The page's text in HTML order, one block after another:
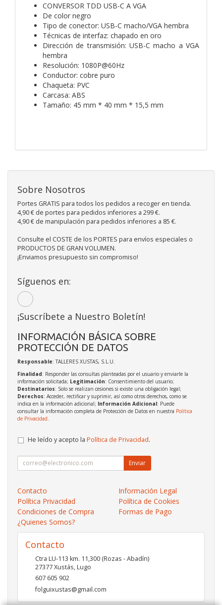
CONVERSOR TDD USB-C A VGA
De color negro
Tipo de conector: USB-C macho/VGA hembra
Técnicas de interfaz: chapado en oro
Dirección de transmisión: USB-C macho a VGA
hembra
Resolución: 1080P@60Hz
Conductor: cobre puro
Chaqueta: PVC
Carcasa: ABS
Tamaño: 45 mm * 40 mm * 15,5 mm
Sobre Nosotros
Portes GRATIS para todos los pedidos a recoger en tienda.
4,90 € de portes para pedidos inferiores a 299 €.
4,90 € de manipulación para pedidos inferiores a 85 €.
Consulte el COSTE de los PORTES para envíos especiales o
PRODUCTOS DE GRAN VOLUMEN.
¡Enviamos presupuesto sin compromiso!
Síguenos en:
¡Suscríbete a Nuestro Boletín!
INFORMACIÓN BÁSICA SOBRE
PROTECCIÓN DE DATOS
Responsable: TALLERES XUSTAS, S.L.U.
Finalidad: Responder las consultas planteadas por el usuario y enviarle la
información solicitada; Legitimación: Consentimiento del usuario;
Destinatarios: Solo se realizan cesiones si existe una obligación legal;
Derechos: Acceder, rectificar y suprimir, así como otros derechos, como se
indica en la información adicional; Información Adicional: Puede
consultar la información completa de Protección de Datos en nuestra Política
de Privacidad
He leído y acepto la Política de Privacidad.
Enviar
Contacto
Información Legal
Política Privacidad
Política de Cookies
Condiciones de Compra
Formas de Pago
¿Quienes Somos?
Contacto
Ctra LU-113 km. 11,300 (Rozas - Abadín)
27377Xustás,Lugo
607 605 902
folguixustas@gmail.com